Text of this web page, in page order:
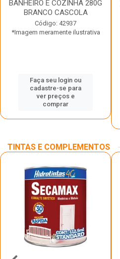
BANHEIRO E COZINHA 280G
BRANCO CASCOLA
Código: 42937
*Imagem meramente ilustrativa
Faça seu login ou
cadastre-se para
ver preços e
comprar
TINTAS E COMPLEMENTOS